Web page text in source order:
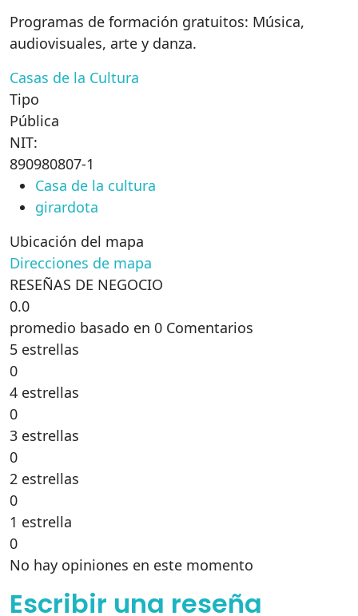
Programas de formación gratuitos: Música,
audiovisuales, arte y danza.
Casas de la Cultura
Tipo
Pública
NIT:
890980807-1
Casa de la cultura
girardota
Ubicación del mapa
Direcciones de mapa
RESEÑAS DE NEGOCIO
0.0
promedio basado en 0 Comentarios
5 estrellas
0
4 estrellas
0
3 estrellas
0
2 estrellas
0
1 estrella
0
No hay opiniones en este momento
Escribir una reseña